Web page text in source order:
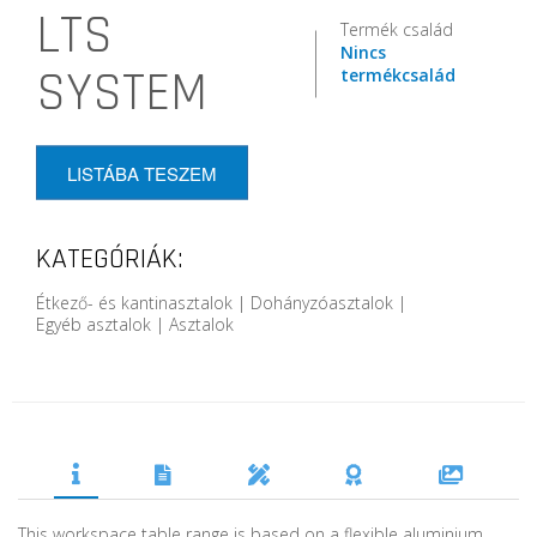
LTS
SYSTEM
Termék család
Nincs
termékcsalád
LISTÁBA TESZEM
KATEGÓRIÁK:
Étkező- és kantinasztalok | Dohányzóasztalok |
Egyéb asztalok | Asztalok